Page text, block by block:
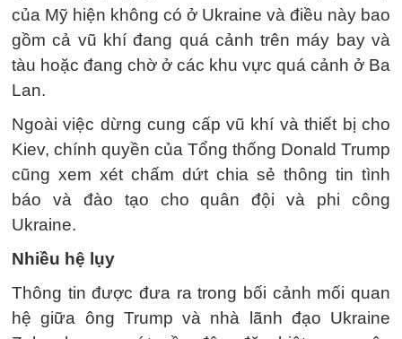
của Mỹ hiện không có ở Ukraine và điều này bao
gồm cả vũ khí đang quá cảnh trên máy bay và
tàu hoặc đang chờ ở các khu vực quá cảnh ở Ba
Lan.
Ngoài việc dừng cung cấp vũ khí và thiết bị cho
Kiev, chính quyền của Tổng thống Donald Trump
cũng xem xét chấm dứt chia sẻ thông tin tình
báo và đào tạo cho quân đội và phi công
Ukraine.
Nhiều hệ lụy
Thông tin được đưa ra trong bối cảnh mối quan
hệ giữa ông Trump và nhà lãnh đạo Ukraine